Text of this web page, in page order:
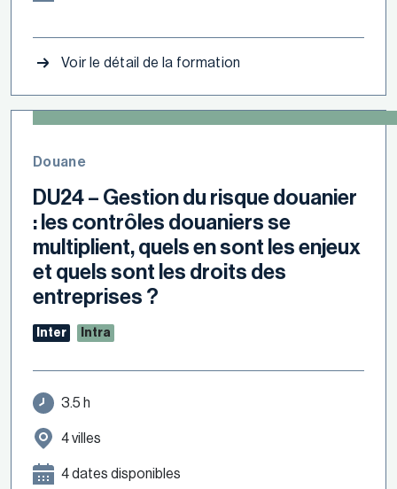
Voir le détail de la formation
Douane
DU24 – Gestion du risque douanier
: les contrôles douaniers se
multiplient, quels en sont les enjeux
et quels sont les droits des
entreprises ?
Inter Intra
3.5 h
4 villes
4 dates disponibles